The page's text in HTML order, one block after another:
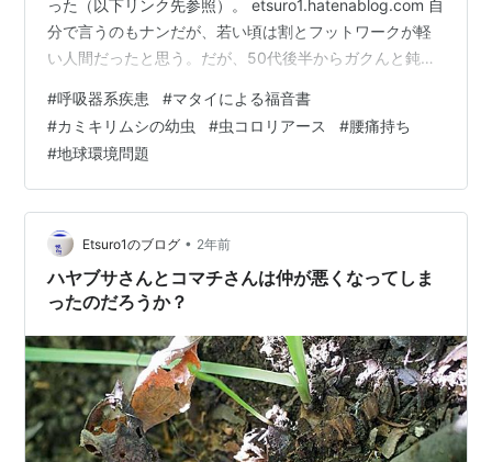
った（以下リンク先参照）。 etsuro1.hatenablog.com 自
分で言うのもナンだが、若い頃は割とフットワークが軽
い人間だったと思う。だが、50代後半からガクんと鈍足
やはり慢性疾患も患うと、いろいろ問題が露呈するもん
だ。だがねぇ・・・健康ならば50代、いや60代でもまあ
まあ動けるモンだ。そりゃ、体力の衰えを自覚はするだ
ろうが、それでも中高年の登山者だっておられるのだか
ら。 いや・・・まあ、高齢者の自動車運転免許返納問題
があるように、…
#呼吸器系疾患 #マタイによる福音書
#カミキリムシの幼虫 #虫コロリアース #腰痛持ち
#地球環境問題
Etsuro1のブログ • 2年前
ハヤブサさんとコマチさんは仲が悪くなってしま
ったのだろうか？